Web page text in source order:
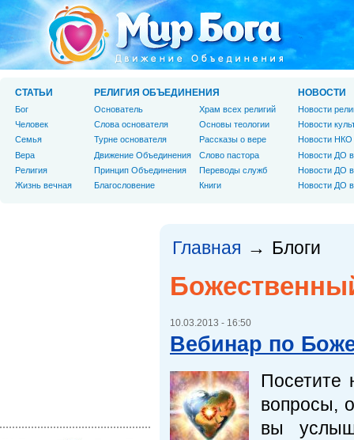
Главная → Блоги
10.03.2013 - 16:50
Вебинар по
Посетите
вопросы,
вы
СТАТЬИ
Бог
Человек
Cемья
Вера
Религия
Жизнь вечная
РЕЛИГИЯ ОБЪЕДИНЕНИЯ
Основатель
Слова основателя
Турне основателя
Движение Объединения
Принцип Объединения
Благословение
Храм всех религий
Основы теологии
Рассказы о вере
Слово пастора
Переводы служб
Книги
НОВОСТИ
Новости
Новости
Новости НКО
Новости ДО
Новости ДО
Новости ДО